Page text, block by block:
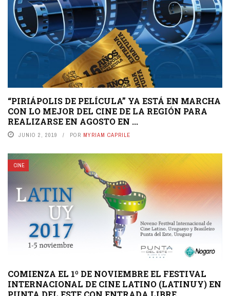
“PIRIÁPOLIS DE PELÍCULA” YA ESTÁ EN MARCHA
CON LO MEJOR DEL CINE DE LA REGIÓN PARA
REALIZARSE EN AGOSTO EN ...
JUNIO 2, 2019 POR MYRIAM CAPRILE
CINE
COMIENZA EL 1º DE NOVIEMBRE EL FESTIVAL
INTERNACIONAL DE CINE LATINO (LATINUY) EN